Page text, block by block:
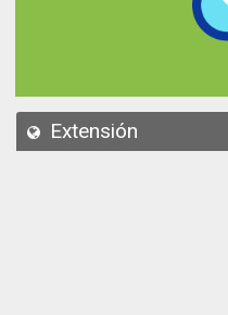
API
Extensión